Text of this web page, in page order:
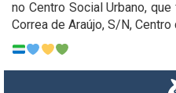
no Centro Social Urbano,
Correa de Araújo, S/N,